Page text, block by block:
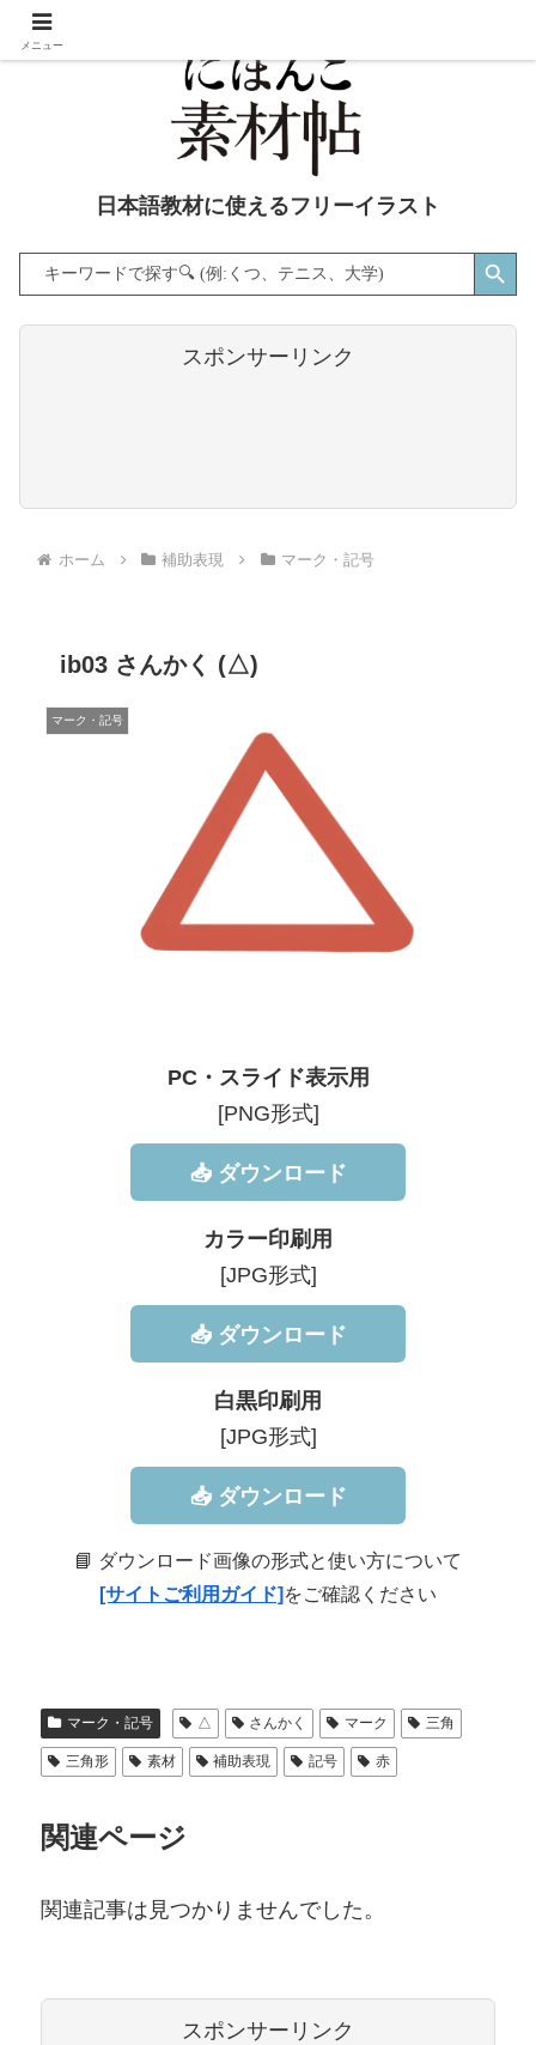
日本語教材に使えるフリーイラスト
Search
for:
Search Button
スポンサーリンク
ホーム 補助表現 マーク・記号
ib03 さんかく (△)
マーク・記号
PC・スライド表示用
[PNG形式]
📥 ダウンロード
カラー印刷用
[JPG形式]
📥 ダウンロード
白黒印刷用
[JPG形式]
📥 ダウンロード
📘 ダウンロード画像の形式と使い方について
[サイトご利用ガイド] をご確認ください
マーク・記号 △ さんかく マーク 三角
三角形 素材 補助表現 記号 赤
関連ページ
関連記事は見つかりませんでした。
スポンサーリンク
メニュー